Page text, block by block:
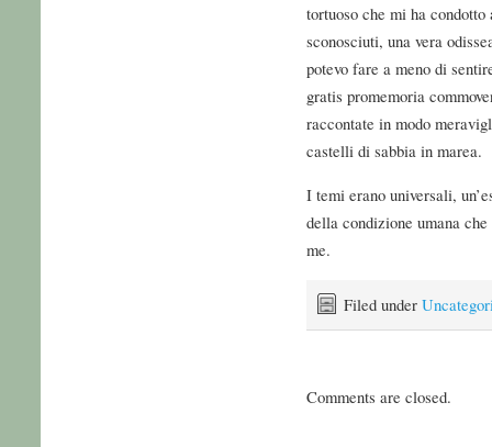
tortuoso che mi ha
sconosciuti, una vera
potevo fare a meno di
gratis promemoria
raccontate in modo
castelli di sabbia in marea.
I temi erano universali,
della condizione umana
me.
Filed under
Comments are closed.